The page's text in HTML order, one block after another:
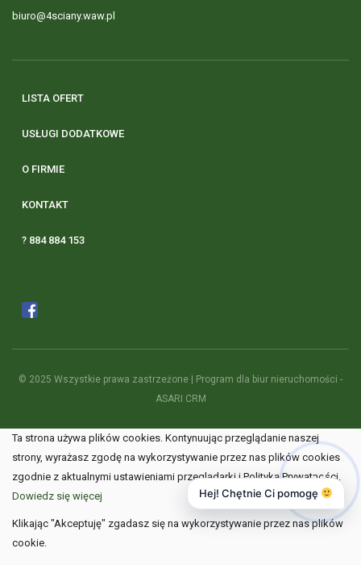
biuro@4sciany.waw.pl
LISTA OFERT
USŁUGI DODATKOWE
O FIRMIE
KONTAKT
? 884 884 153
© 2025 Wszystkie prawa zastrzeżone | Program dla biur nieruchomości -
ASARI CRM
Ta strona używa plików cookies. Kontynuując przeglądanie naszej
strony, wyrażasz zgodę na wykorzystywanie przez nas plików cookies
zgodnie z aktualnymi ustawieniami przeglądarki i Polityką Prywatności.
Dowiedz się więcej
Klikając "Akceptuję" zgadasz się na wykorzystywanie przez nas plików
cookie.
Hej! Chętnie Ci pomogę